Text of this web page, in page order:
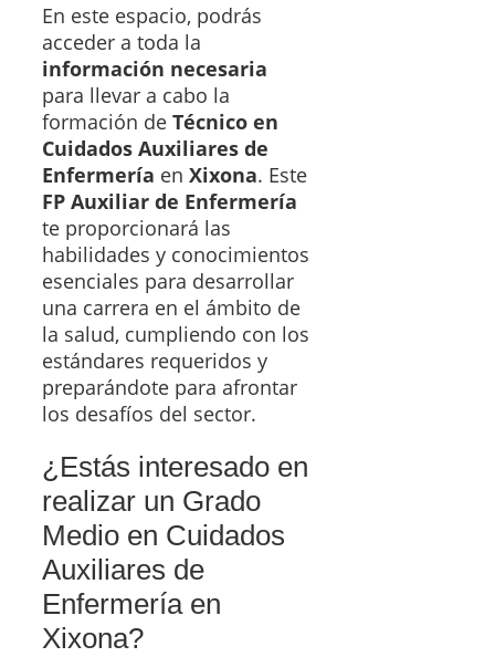
En este espacio, podrás
acceder a toda la
información necesaria
para llevar a cabo la
formación de Técnico en
Cuidados Auxiliares de
Enfermería en Xixona. Este
FP Auxiliar de Enfermería
te proporcionará las
habilidades y conocimientos
esenciales para desarrollar
una carrera en el ámbito de
la salud, cumpliendo con los
estándares requeridos y
preparándote para afrontar
los desafíos del sector.
¿Estás interesado en
realizar un Grado
Medio en Cuidados
Auxiliares de
Enfermería en
Xixona?